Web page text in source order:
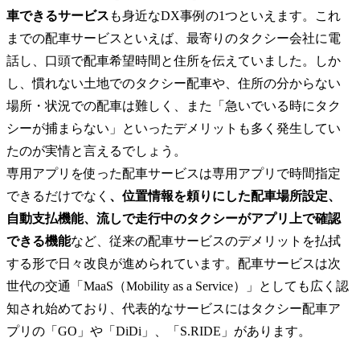
車できるサービス も身近なDX事例の1つといえます。これ
までの配車サービスといえば、最寄りのタクシー会社に電
話し、口頭で配車希望時間と住所を伝えていました。しか
し、慣れない土地でのタクシー配車や、住所の分からない
場所・状況での配車は難しく、また「急いでいる時にタク
シーが捕まらない」といったデメリットも多く発生してい
たのが実情と言えるでしょう。
専用アプリを使った配車サービスは専用アプリで時間指定
できるだけでなく 、位置情報を頼りにした配車場所設定、
自動支払機能、流しで走行中のタクシーがアプリ上で確認
できる機能など、従来の配車サービスのデメリットを払拭
する形で日々改良が進められています。配車サービスは次
世代の交通「MaaS（Mobility as a Service）」としても広く認
知され始めており、代表的なサービスにはタクシー配車ア
プリの「GO」や「DiDi」、「S.RIDE」があります。